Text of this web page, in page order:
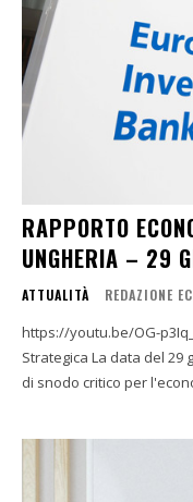
RAPPORTO
UNGHERIA – 29
ATTUALITÀ REDAZIONE
https://youtu.be/OG-p3Iq_EzU 1. Sommario
Strategica La data del 29 gennaio 2026 si configura come un punto
di snodo critico per